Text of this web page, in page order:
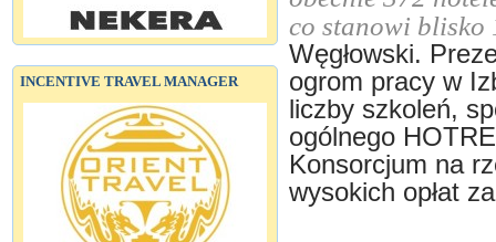
INCENTIVE TRAVEL MANAGER
co stanowi blisko
Węgłowski.
ogrom pracy w
liczby szkoleń,
ogólnego
Konsorcjum na
wysokich opłat